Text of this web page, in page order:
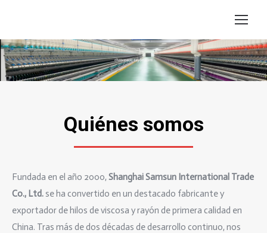
Estás aquí:
Quiénes somos
Fundada en el año 2000,Shanghai Samsun International Trade
Co., Ltd. se ha convertido en un destacado fabricante y
exportador de hilos de viscosa y rayón de primera calidad en
China. Tras más de dos décadas de desarrollo continuo, nos